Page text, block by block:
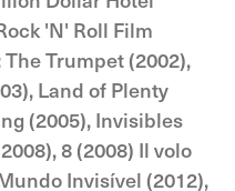
'N' Roll Film
Trumpet (2002),
Land of Plenty
(2005), Invisibles
8 (2008) Il volo
Invisível (2012),